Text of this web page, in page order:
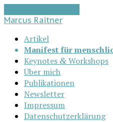
Marcus Raitner
Artikel
Manifest für
Keynotes & Workshops
Über mich
Publikationen
Newsletter
Impressum
Datenschutzerklärung